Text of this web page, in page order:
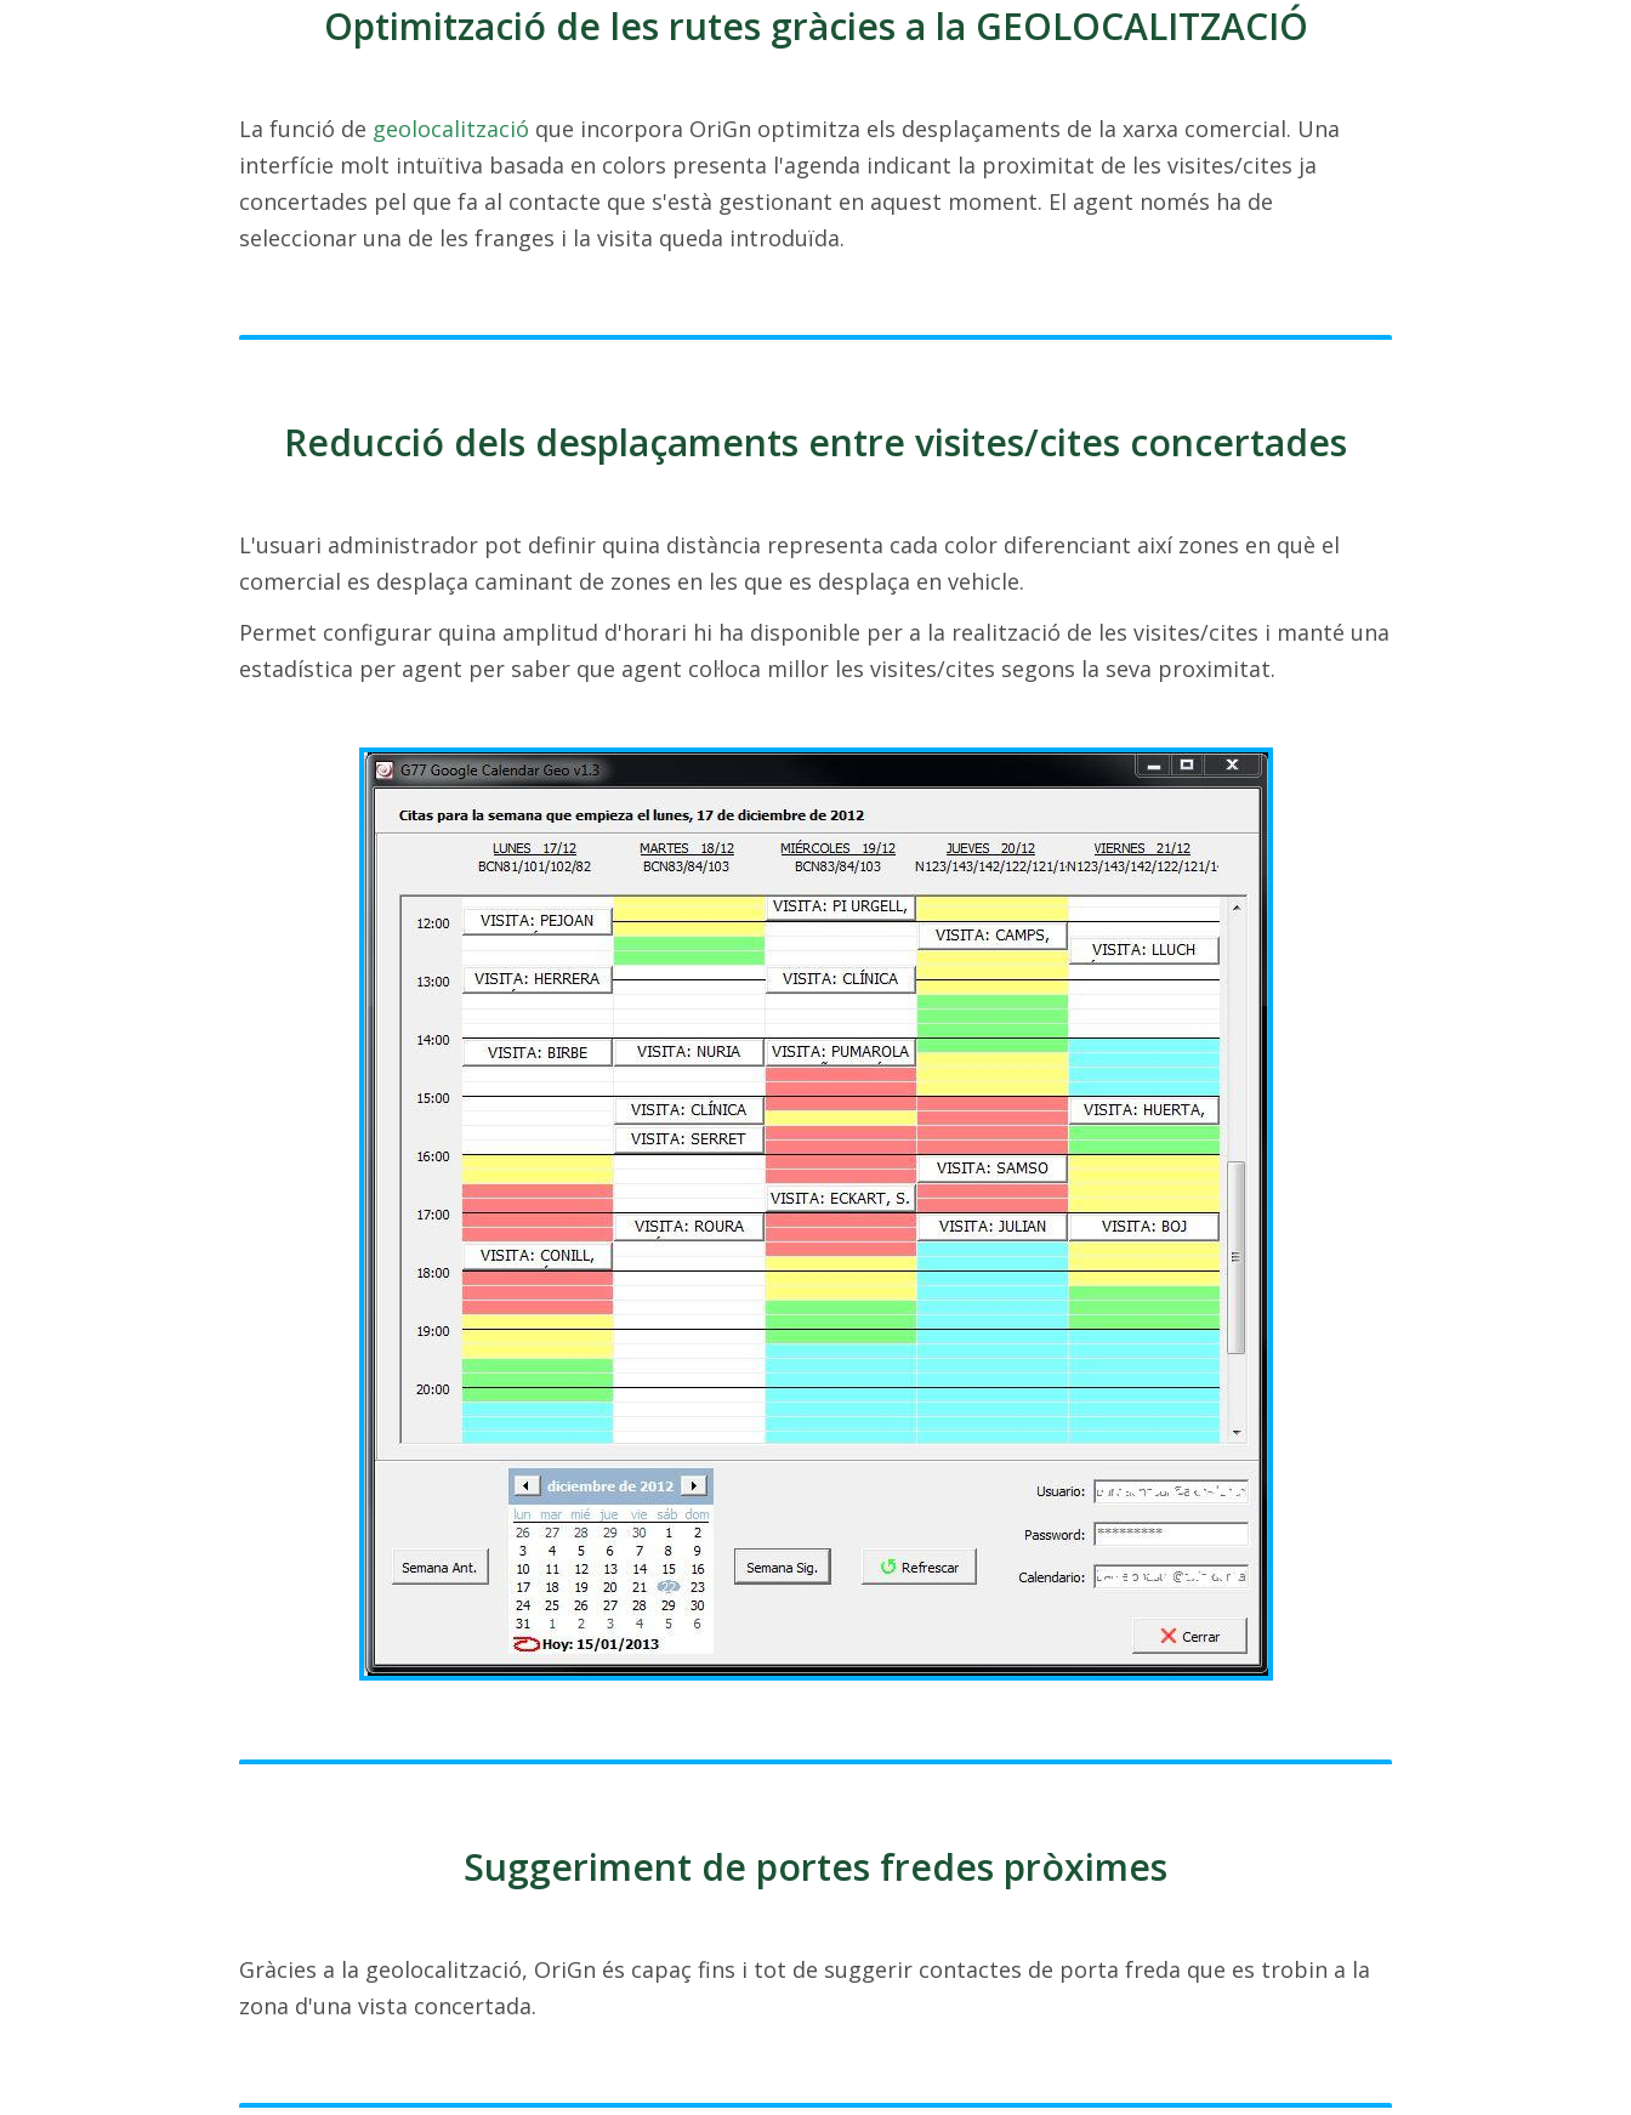
Optimització de les rutes gràcies a la GEOLOCALITZACIÓ
La funció de geolocalització que incorpora OriGn optimitza els desplaçaments de la xarxa comercial. Una
interfície molt intuïtiva basada en colors presenta l'agenda indicant la proximitat de les visites/cites ja
concertades pel que fa al contacte que s'està gestionant en aquest moment. El agent només ha de
seleccionar una de les franges i la visita queda introduïda.
Reducció dels desplaçaments entre visites/cites concertades
L'usuari administrador pot definir quina distància representa cada color diferenciant així zones en què el
comercial es desplaça caminant de zones en les que es desplaça en vehicle.
Permet configurar quina amplitud d'horari hi ha disponible per a la realització de les visites/cites i manté una
estadística per agent per saber que agent col·loca millor les visites/cites segons la seva proximitat.
Suggeriment de portes fredes pròximes
Gràcies a la geolocalització, OriGn és capaç fins i tot de suggerir contactes de porta freda que es trobin a la
zona d'una vista concertada.